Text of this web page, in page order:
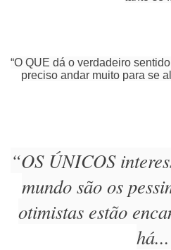
“O QUE dá o verdadeiro
preciso andar muito para se
“OS ÚNICOS
mundo são os
otimistas estão